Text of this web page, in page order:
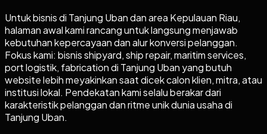
Untuk bisnis di Tanjung Uban dan area Kepulauan Riau,
halaman awal kami rancang untuk langsung menjawab
kebutuhan kepercayaan dan alur konversi pelanggan.
Fokus kami: bisnis shipyard, ship repair, maritim services,
port logistik, fabrication di Tanjung Uban yang butuh
website lebih meyakinkan saat dicek calon klien, mitra, atau
institusi lokal. Pendekatan kami selalu berakar dari
karakteristik pelanggan dan ritme unik dunia usaha di
Tanjung Uban.